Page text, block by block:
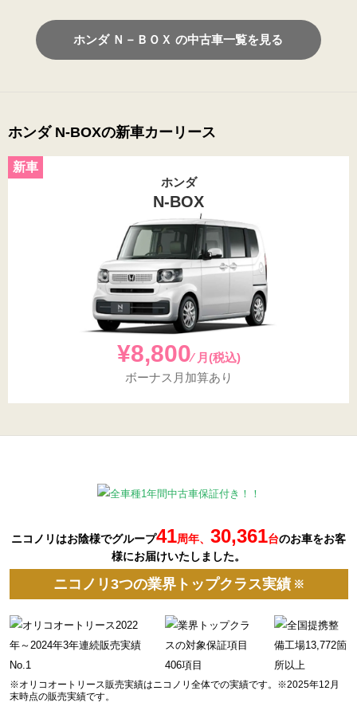
ホンダ Ｎ－ＢＯＸ の中古車一覧を見る
ホンダ N-BOXの新車カーリース
ホンダ
N-BOX
¥8,800⁄ 月(税込)
ボーナス月加算あり
ニコノリはお陰様でグループ41周年、 30,361台のお車をお客
様にお届けいたしました。
ニコノリ3つの業界トップクラス実績 ※
※オリコオートリース販売実績はニコノリ全体での実績です。※2025年12月
末時点の販売実績です。